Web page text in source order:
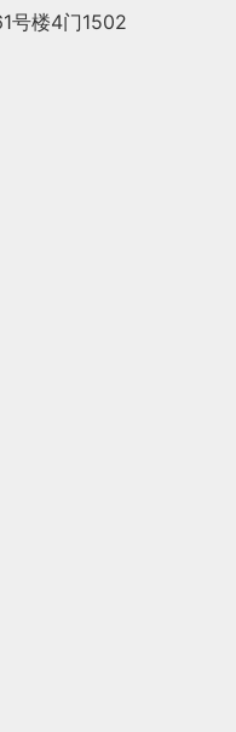
号楼4门1502